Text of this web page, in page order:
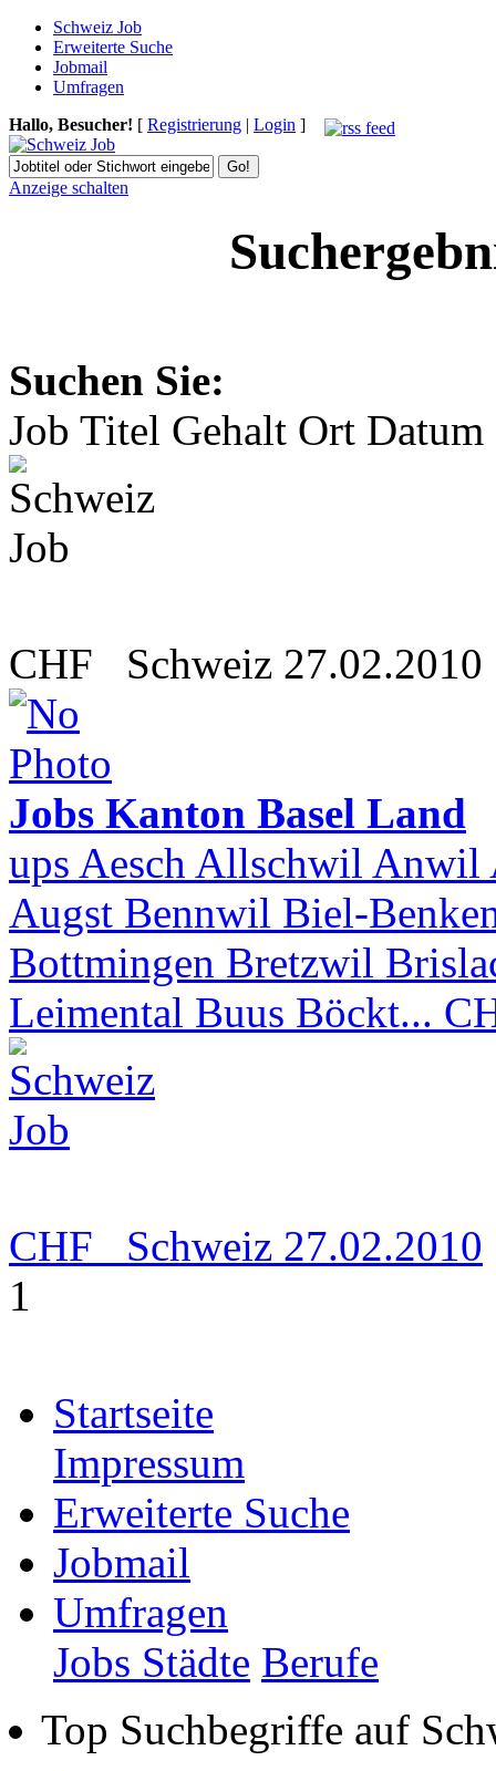
Schweiz Job
Erweiterte Suche
Jobmail
Umfragen
Hallo, Besucher! [ Registrierung | Login ]
Anzeige schalten
Suchen Sie:
Job Titel Gehalt Ort Datum
CHF Schweiz 27.02.2010
Jobs Kanton Basel Land
ups Aesch Allschwil
Augst Bennwil Biel-
Bottmingen Bretzwil
Leimental Buus Böckt...
CHF Schweiz 27.02.2010
1
Startseite
Impressum
Erweiterte Suche
Jobmail
Umfragen
Jobs Städte Berufe
Top Suchbegriffe auf